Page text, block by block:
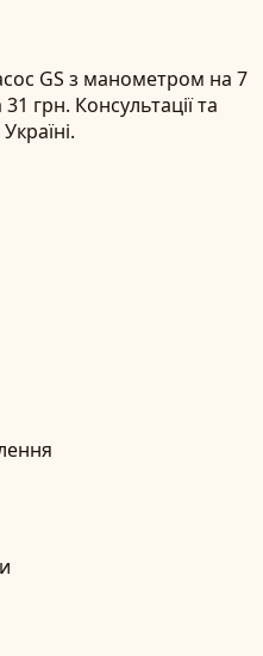
GS з манометром на 7
грн. Консультації та